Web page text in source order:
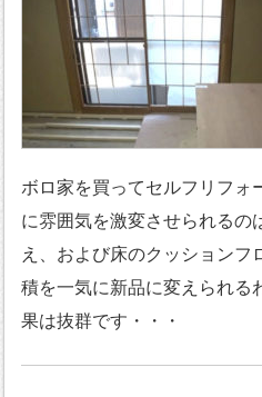
ボロ家を買ってセルフリフォ
に雰囲気を激変させられるの
え、および床のクッションフ
積を一気に新品に変えられる
果は抜群です・・・